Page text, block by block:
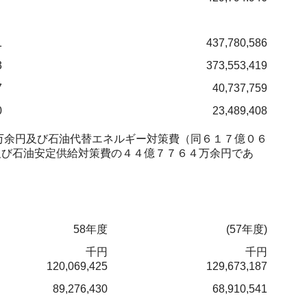
437,780,586
373,553,419
40,737,759
23,489,408
円及び石油代替エネルギー対策費（同６１７億０６
石油安定供給対策費の４４億７７６４万余円であ
58年度
(57年度)
千円
120,069,425
千円
129,673,187
89,276,430
68,910,541